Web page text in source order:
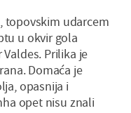
topovskim udarcem
u okvir gola
Prilika je
Domaća je
opasnija i
opet nisu znali